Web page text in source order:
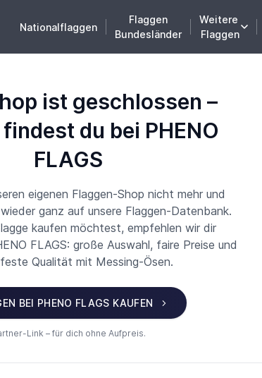
Nationalflaggen
Flaggen
Bundesländer
Weitere
Flaggen
ist geschlossen –
du bei PHENO
FLAGS
eigenen Flaggen-Shop nicht mehr und
ganz auf unsere Flaggen-Datenbank.
kaufen möchtest, empfehlen wir dir
FLAGS: große Auswahl, faire Preise und
Qualität mit Messing-Ösen.
BEI PHENO FLAGS KAUFEN
Link – für dich ohne Aufpreis.